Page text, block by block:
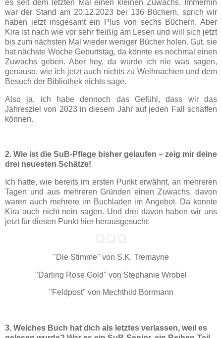
es seit dem letzten Mal einen kleinen Zuwachs. Immerhin
war der Stand am 20.12.2023 bei 136 Büchern, sprich wir
haben jetzt insgesamt ein Plus von sechs Büchern. Aber
Kira ist nach wie vor sehr fleißig am Lesen und will sich jetzt
bis zum nächsten Mal wieder weniger Bücher holen. Gut, sie
hat nächste Woche Geburtstag, da könnte es nochmal einen
Zuwachs geben. Aber hey, da würde ich nie was sagen,
genauso, wie ich jetzt auch nichts zu Weihnachten und dem
Besuch der Bibliothek nichts sage.
Also ja, ich habe dennoch das Gefühl, dass wir das
Jahresziel von 2023 in diesem Jahr auf jeden Fall schaffen
können.
2. Wie ist die SuB-Pflege bisher gelaufen – zeig mir deine
drei neuesten Schätze!
Ich hatte, wie bereits im ersten Punkt erwähnt, an mehreren
Tagen und aus mehreren Gründen einen Zuwachs, davon
waren auch mehrere im Buchladen im Angebot. Da konnte
Kira auch nicht nein sagen. Und drei davon haben wir uns
jetzt für diesen Punkt hier herausgesucht:
"Die Stimme" von S.K. Tremayne
"Darling Rose Gold" von Stephanie Wrobel
"Feldpost" von Mechthild Borrmann
3. Welches Buch hat dich als letztes verlassen, weil es